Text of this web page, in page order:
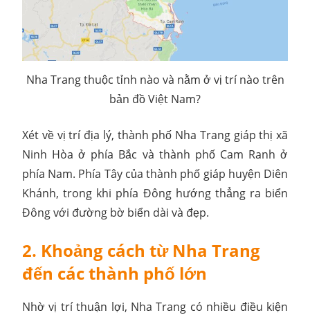
Nha Trang thuộc tỉnh nào và nằm ở vị trí nào trên
bản đồ Việt Nam?
Xét về vị trí địa lý, thành phố Nha Trang giáp thị xã
Ninh Hòa ở phía Bắc và thành phố Cam Ranh ở
phía Nam. Phía Tây của thành phố giáp huyện Diên
Khánh, trong khi phía Đông hướng thẳng ra biển
Đông với đường bờ biển dài và đẹp.
2. Khoảng cách từ Nha Trang
đến các thành phố lớn
Nhờ vị trí thuận lợi, Nha Trang có nhiều điều kiện